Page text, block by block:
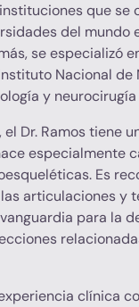
que se
del mundo
se especializó
Nacional de
y
Dr. Ramos tiene
especialmente
Es
articulaciones y
para la
clínica